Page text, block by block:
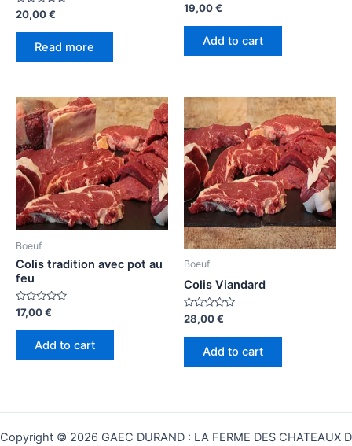
Rated
out
20,00€
Read more
Rated
out
19,00€
Add to cart
Boeuf
Colis tradition avec pot au
feu
Rated
0
out
17,00€
Add to cart
Boeuf
Colis Viandard
Rated
0
out
28,00€
Add to cart
Copyright © 2026 GAEC DURAND : LA FERME DES CHATEAUX D